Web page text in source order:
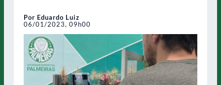
Por Eduardo Luiz
06/01/2023, 09h00